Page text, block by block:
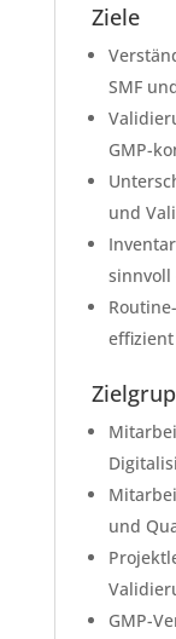
Ziele
SMF
GMP-
und
sinnvoll
und
GMP-